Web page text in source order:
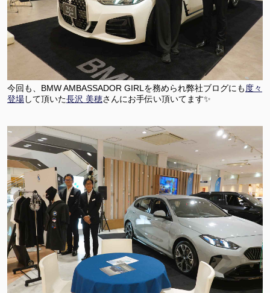
今回も、 BMW AMBASSADOR GIRLを務められ弊社ブログにも 度々
登場して頂いた長沢 美穂さんにお手伝い頂いてます✨